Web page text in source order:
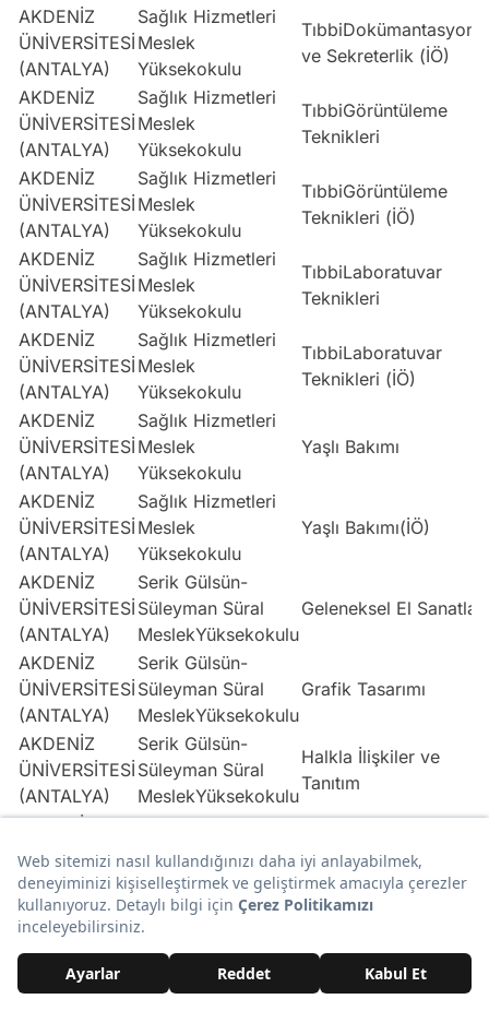
AKDENİZ
ÜNİVERSİTESİ
(ANTALYA)
Sağlık Hizmetleri
Meslek
Yüksekokulu
TıbbiDokümantasyon
ve Sekreterlik (İÖ)
AKDENİZ
ÜNİVERSİTESİ
(ANTALYA)
Sağlık Hizmetleri
Meslek
Yüksekokulu
TıbbiGörüntüleme
Teknikleri
AKDENİZ
ÜNİVERSİTESİ
(ANTALYA)
Sağlık Hizmetleri
Meslek
Yüksekokulu
TıbbiGörüntüleme
Teknikleri (İÖ)
AKDENİZ
ÜNİVERSİTESİ
(ANTALYA)
Sağlık Hizmetleri
Meslek
Yüksekokulu
TıbbiLaboratuvar
Teknikleri
AKDENİZ
ÜNİVERSİTESİ
(ANTALYA)
Sağlık Hizmetleri
Meslek
Yüksekokulu
TıbbiLaboratuvar
Teknikleri (İÖ)
AKDENİZ
ÜNİVERSİTESİ
(ANTALYA)
Sağlık Hizmetleri
Meslek
Yüksekokulu
Yaşlı Bakımı
AKDENİZ
ÜNİVERSİTESİ
(ANTALYA)
Sağlık Hizmetleri
Meslek
Yüksekokulu
Yaşlı Bakımı(İÖ)
AKDENİZ
ÜNİVERSİTESİ
(ANTALYA)
Serik Gülsün-
Süleyman Süral
MeslekYüksekokulu
Geleneksel El Sanatları
AKDENİZ
ÜNİVERSİTESİ
(ANTALYA)
Serik Gülsün-
Süleyman Süral
MeslekYüksekokulu
Grafik Tasarımı
AKDENİZ
ÜNİVERSİTESİ
(ANTALYA)
Serik Gülsün-
Süleyman Süral
MeslekYüksekokulu
Halkla İlişkiler ve
Tanıtım
AKDENİZ
ÜNİVERSİTESİ
(ANTALYA)
Serik Gülsün-
Süleyman Süral
MeslekYüksekokulu
Mimari Restorasyon
AKDENİZ
ÜNİVERSİTESİ
(ANTALYA)
Serik Gülsün-
Süleyman Süral
MeslekYüksekokulu
AKDENİZ
Serik Gülsün-